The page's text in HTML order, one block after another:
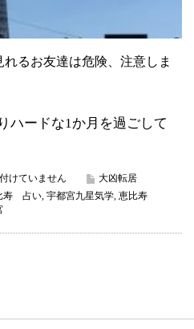
るお友達は危険、注意しま
ハードな1か月を過ごして
けていません
大凶転居
寿 占い, 宇都宮九星気学, 恵比寿